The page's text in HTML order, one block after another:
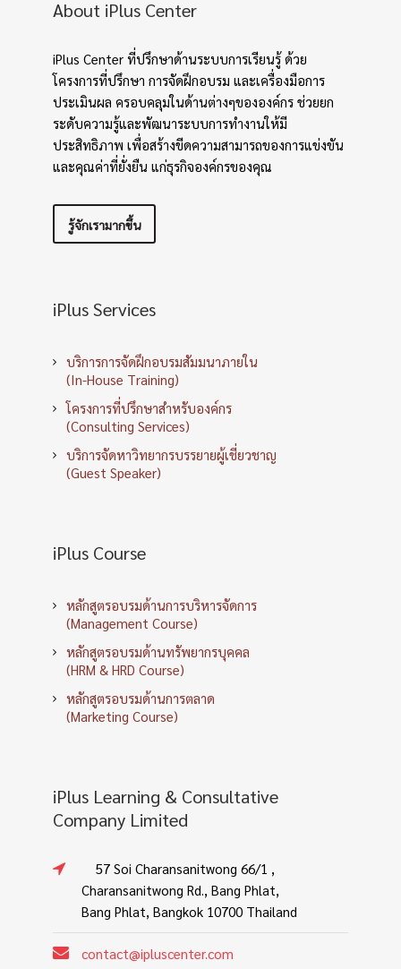
About iPlus Center
iPlus Center ที่ปรึกษาด้านระบบการเรียนรู้ ด้วย
โครงการที่ปรึกษา การจัดฝึกอบรม และเครื่องมือการ
ประเมินผล ครอบคลุมในด้านต่างๆขององค์กร ช่วยยก
ระดับความรู้และพัฒนาระบบการทำงานให้มี
ประสิทธิภาพ เพื่อสร้างขีดความสามารถของการแข่งขัน
และคุณค่าที่ยั่งยืน แก่ธุรกิจองค์กรของคุณ
รู้จักเรามากขึ้น
iPlus Services
บริการการจัดฝึกอบรมสัมมนาภายใน
(In-House Training)
โครงการที่ปรึกษาสำหรับองค์กร
(Consulting Services)
บริการจัดหาวิทยากรบรรยายผู้เชี่ยวชาญ
(Guest Speaker)
iPlus Course
หลักสูตรอบรมด้านการบริหารจัดการ
(Management Course)
หลักสูตรอบรมด้านทรัพยากรบุคคล
(HRM & HRD Course)
หลักสูตรอบรมด้านการตลาด
(Marketing Course)
iPlus Learning & Consultative
Company Limited
57 Soi Charansanitwong 66/1 ,
Charansanitwong Rd., Bang Phlat,
Bang Phlat, Bangkok 10700 Thailand
contact@ipluscenter.com